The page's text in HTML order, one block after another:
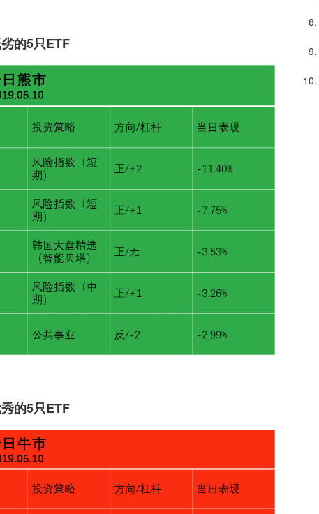
的5只ETF
的5只ETF